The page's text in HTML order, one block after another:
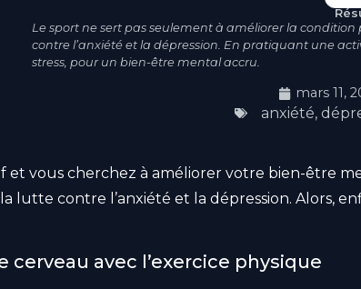
Le sport ne sert pas seulement à améliorer la
contre l’anxiété et la dépression. En pratiquant une
stress, pour un bien-être mental accru.
mars 11,
anxiété,
et vous cherchez à améliorer votre bien-être
lutte contre l’anxiété et la dépression. Alors,
cerveau avec l’exercice physique